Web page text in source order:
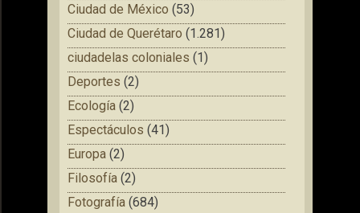
Ciudad de México (53)
Ciudad de Querétaro (1.281)
ciudadelas coloniales (1)
Deportes (2)
Ecología (2)
Espectáculos (41)
Europa (2)
Filosofía (2)
Fotografía (684)